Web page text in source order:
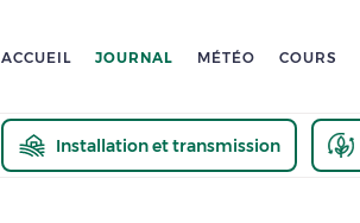
ACCUEIL JOURNAL MÉTÉO COURS
Installation et transmission